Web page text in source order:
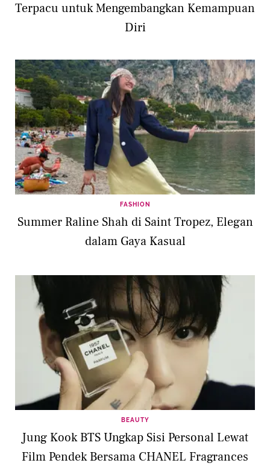
Terpacu untuk Mengembangkan Kemampuan
Diri
FASHION
Summer Raline Shah di Saint Tropez, Elegan
dalam Gaya Kasual
BEAUTY
Jung Kook BTS Ungkap Sisi Personal Lewat
Film Pendek Bersama CHANEL Fragrances